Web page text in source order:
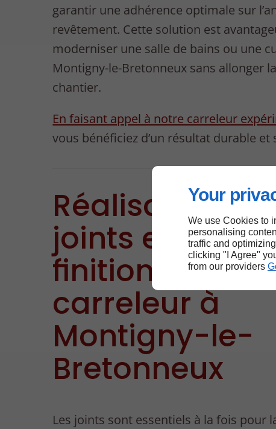
Your
We use Cookies to
personalising
traffic and
clicking "I Agree"
from our providers
garantir une adhérence optimale sur
revêtement. Cette solution est
moderniser une salle de bains ou une
Montigny-le-Bretonneux sans allonger
chantier.
En faisant appel à notre carreleur
vous bénéficiez d’un résultat durable et
Réalisation de
joints et de
finitions par
carreleur à
Montigny-le-
Bretonneux
Les joints sont essentiels à la fois pour